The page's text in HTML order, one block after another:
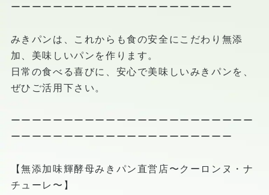
ーーーーーーーーーーーーーーーーーーーーー
みきパンは、これからも食の安全にこだわり無添
加、美味しいパンを作ります。
日常の食べる喜びに、安心で美味しいみきパンを、
ぜひご活用下さい。
ーーーーーーーーーーーーーーーーーーーーーーー
ーーーーーーーーーーーーーーーーーーーーー
【無添加味輝酵母みきパン直営店〜クーロンヌ・ナ
チューレ〜】